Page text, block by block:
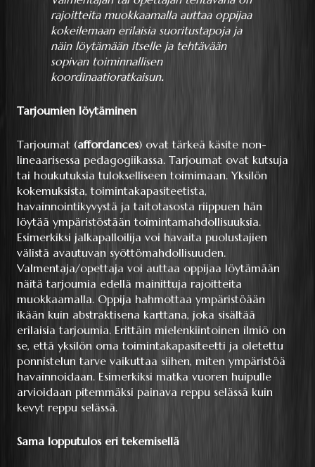
rajoitteita muokkaamalla auttaa oppijaa
kokeilemaan erilaisia suoritustapoja ja
näin löytämään itselle ja tehtävään
sopivan toiminnallisen
koordinaatioratkaisun.
Tarjoumien löytäminen
Tarjoumat (affordances) ovat tärkeä käsite non-
lineaarisessa pedagogiikassa. Tarjoumat ovat kutsuja
tai houkutuksia tulokselliseen toimimaan. Yksilön
kokemuksista, toimintakapasiteetista,
havainnointikyvystä ja taitotasosta riippuen hän
löytää ympäristöstään toimintamahdollisuuksia.
Esimerkiksi jalkapalloilija voi havaita puolustajien
välistä avautuvan syöttömahdollisuuden.
Valmentaja/opettaja voi auttaa oppijaa löytämään
näitä tarjoumia edellä mainittuja rajoitteita
muokkaamalla. Oppija hahmottaa ympäristöään
ikään kuin abstraktisena karttana, joka sisältää
erilaisia tarjoumia. Erittäin mielenkiintoinen ilmiö on
se, että yksilön oma toimintakapasiteetti ja oletettu
ponnistelun tarve vaikuttaa siihen, miten ympäristöä
havainnoidaan. Esimerkiksi matka vuoren huipulle
arvioidaan pitemmäksi painava reppu selässä kuin
kevyt reppu selässä.
Sama lopputulos eri tekemisellä